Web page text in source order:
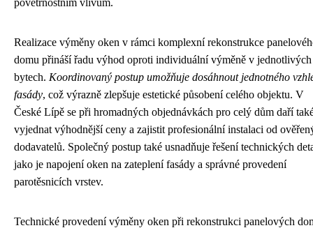
povětrnostním vlivům.
Realizace výměny oken v rámci komplexní rekonstrukce
domu přináší řadu výhod oproti individuální výměně v jednotlivých
bytech. Koordinovaný postup umožňuje dosáhnout jednotného
fasády, což výrazně zlepšuje estetické působení celého objektu. V
České Lípě se při hromadných objednávkách pro celý dům daří
vyjednat výhodnější ceny a zajistit profesionální instalaci od
dodavatelů. Společný postup také usnadňuje řešení technických
jako je napojení oken na zateplení fasády a správné provedení
parotěsnicích vrstev.
Technické provedení výměny oken při rekonstrukci panelových